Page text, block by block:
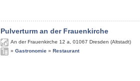
Pulverturm an der Frauenkirche
An der Frauenkirche 12 a 01067 Dresden (Altstadt)
» Gastronomie » Restaurant